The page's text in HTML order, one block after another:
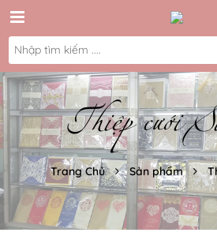
Thiệp cưới
Trang Chủ Sản phẩm